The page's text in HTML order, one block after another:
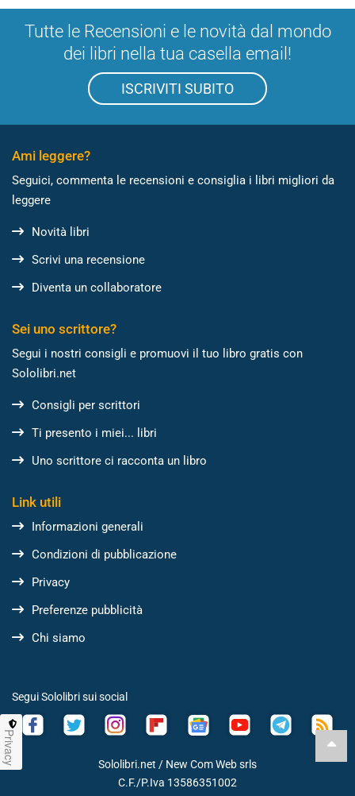
Tutte le Recensioni e le novità dal mondo
dei libri nella tua casella email!
ISCRIVITI SUBITO
Ami leggere?
Seguici, commenta le recensioni e consiglia i libri migliori da
leggere
Novità libri
Scrivi una recensione
Diventa un collaboratore
Sei uno scrittore?
Segui i nostri consigli e promuovi il tuo libro gratis con
Sololibri.net
Consigli per scrittori
Ti presento i miei... libri
Uno scrittore ci racconta un libro
Link utili
Informazioni generali
Condizioni di pubblicazione
Privacy
Preferenze pubblicità
Chi siamo
Segui Sololibri sui social
Sololibri.net / New Com Web srls
C.F./P.Iva 13586351002
Privacy